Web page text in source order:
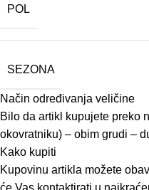
POL
SEZONA
Način određivanja veličine
Bilo da artikl kupujete preko
okovratniku) – obim grudi –
Kako kupiti
Kupovinu artikla možete
će Vas kontaktirati u